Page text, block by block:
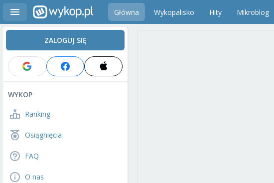
Główna Wykopalisko Hity Mikroblog
ZALOGUJ SIĘ
WYKOP
Ranking
Osiągnięcia
FAQ
O nas